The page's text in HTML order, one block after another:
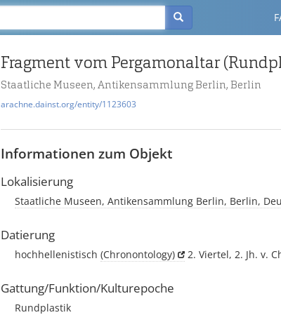
Staatliche Museen, Antikensammlung Berlin, Berlin
arachne.dainst.org/entity/1123603
Informationen zum Objekt
Lokalisierung
Staatliche Museen, Antikensammlung Berlin, Berlin,
Datierung
hochhellenistisch (Chronontology) 2. Viertel, 2. Jh. v.
Gattung/Funktion/Kulturepoche
Rundplastik